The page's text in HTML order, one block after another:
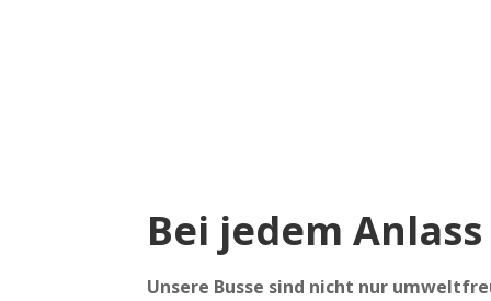
Bei jedem
Unsere Busse sind nicht nur